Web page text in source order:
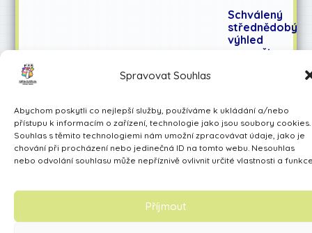
Spravovat Souhlas
Abychom poskytli co nejlepší služby, používáme k ukládání a/nebo
přístupu k informacím o zařízení, technologie jako jsou soubory cookies.
Souhlas s těmito technologiemi nám umožní zpracovávat údaje, jako je
chování při procházení nebo jedinečná ID na tomto webu. Nesouhlas
nebo odvolání souhlasu může nepříznivě ovlivnit určité vlastnosti a
Příjmout
Schválený
střednědobý
výhled
rozpočtu
Učíme se pro život
Made by Avarita